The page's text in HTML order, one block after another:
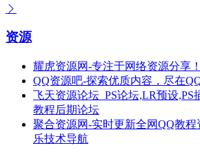
资源
耀虎资源网-专注于网络资源分享！
QQ资源吧-探索优质内容，尽在
飞天资源论坛_PS论坛,LR预设,PS
教程后期论坛
聚合资源网-实时更新全网QQ教
乐技术导航